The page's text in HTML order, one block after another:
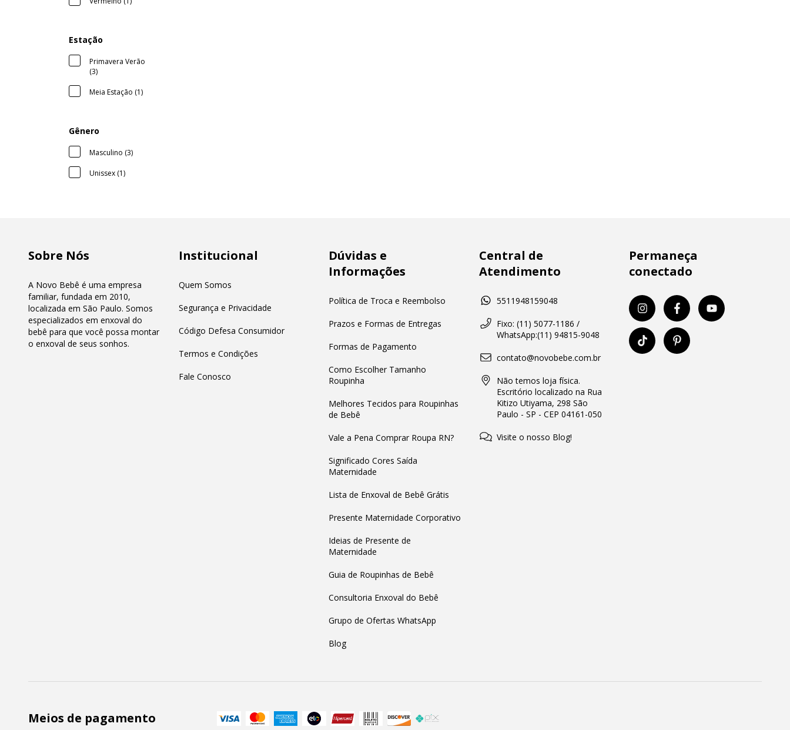
Estação
Primavera Verão
(3)
Meia Estação (1)
Gênero
Masculino (3)
Unissex (1)
Sobre Nós
A Novo Bebê é uma empresa
familiar, fundada em 2010,
localizada em São Paulo. Somos
especializados em enxoval do
bebê para que você possa montar
o enxoval de seus sonhos.
Institucional
Quem Somos
Segurança e Privacidade
Código Defesa Consumidor
Termos e Condições
Fale Conosco
Dúvidas e
Informações
Política de Troca e Reembolso
Prazos e Formas de Entregas
Formas de Pagamento
Como Escolher Tamanho
Roupinha
Melhores Tecidos para Roupinhas
de Bebê
Vale a Pena Comprar Roupa RN?
Significado Cores Saída
Maternidade
Lista de Enxoval de Bebê Grátis
Presente Maternidade Corporativo
Ideias de Presente de
Maternidade
Guia de Roupinhas de Bebê
Consultoria Enxoval do Bebê
Grupo de Ofertas WhatsApp
Blog
Central de
Atendimento
5511948159048
Fixo: (11) 5077-1186 /
WhatsApp:(11) 94815-9048
contato@novobebe.com.br
Não temos loja física.
Escritório localizado na Rua
Kitizo Utiyama, 298 São
Paulo - SP - CEP 04161-050
Visite o nosso Blog!
Permaneça
conectado
Meios de pagamento